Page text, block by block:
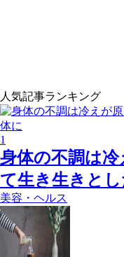
人気記事ランキング
1
身体の不調は
て生き生きと
美容・ヘルス